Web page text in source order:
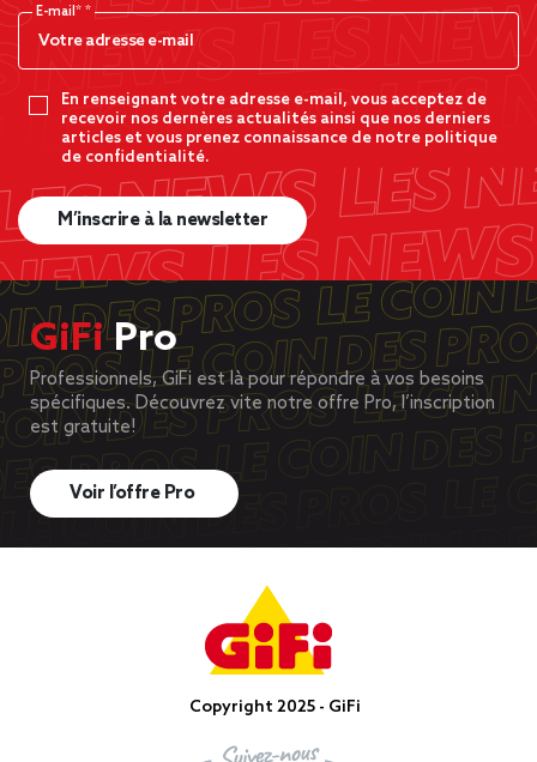
E-mail*
En renseignant votre adresse e-mail, vous acceptez de
recevoir nos dernères actualités ainsi que nos derniers
articles et vous prenez connaissance de notre politique
de confidentialité.
M’inscrire à la newsletter
GiFiPro
Professionnels, GiFi est là pour répondre à vos besoins
spécifiques. Découvrez vite notre offre Pro, l’inscription
est gratuite!
Voir l’offre Pro
Copyright 2025 - GiFi